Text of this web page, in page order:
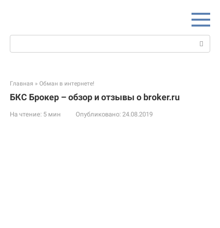
Поиск:
Главная » Обман в интернете!
БКС Брокер – обзор и отзывы о broker.ru
На чтение: 5 мин Опубликовано: 24.08.2019